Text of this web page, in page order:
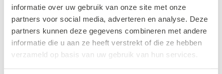
informatie over uw gebruik van onze site met onze
partners voor social media, adverteren en analyse. Deze
partners kunnen deze gegevens combineren met andere
informatie die u aan ze heeft verstrekt of die ze hebben
verzameld op basis van uw gebruik van hun services.
#CULTUUR & ENTERTAINMENT #CULTUUR & ENTERTAINMENT